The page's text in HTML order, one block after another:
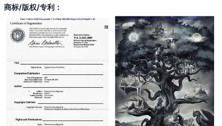
商标/版权/专利：